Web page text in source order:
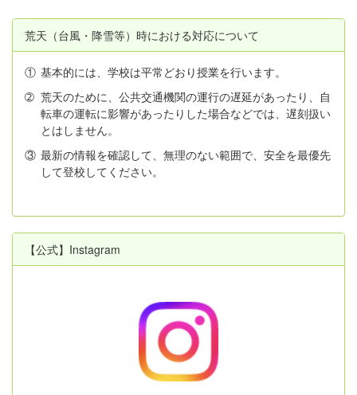
荒天（台風・降雪等）時における対応について
① 基本的には、学校は平常どおり授業を行います。
➁ 荒天のために、公共交通機関の運行の遅延があったり、自
転車の運転に影響があったりした場合などでは、遅刻扱い
とはしません。
③ 最新の情報を確認して、無理のない範囲で、安全を最優先
して登校してください。
【公式】Instagram